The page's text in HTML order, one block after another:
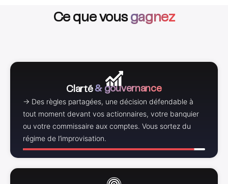
Ce que vous gagnez
Clarté & gouvernance
→ Des règles partagées, une décision défendable à
tout moment devant vos actionnaires, votre banquier
ou votre commissaire aux comptes. Vous sortez du
régime de l’improvisation.